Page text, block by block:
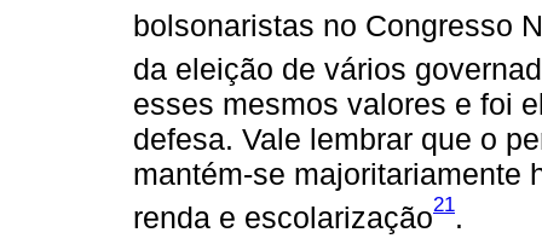
bolsonaristas no Congresso
da eleição de vários
esses mesmos valores e foi
defesa. Vale lembrar que o
mantém-se majoritariamente
renda e escolarização21.